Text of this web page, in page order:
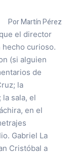
Por Martín Pérez
el director
hecho curioso.
(si alguien
de
la
sala, el
en el
Gabriel La
Cristóbal a